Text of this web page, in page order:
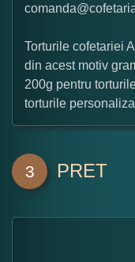
Torturile cofetariei
din acest motiv
200g pentru
torturile
3 PRET